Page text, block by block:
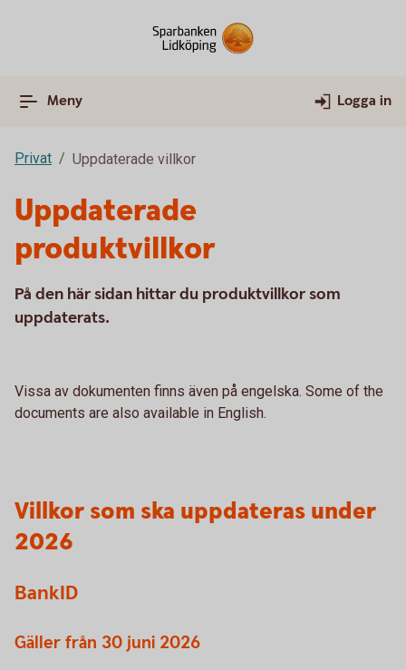
Meny Logga in
Privat Uppdaterade villkor
Uppdaterade
produktvillkor
På den här sidan hittar du produktvillkor som
uppdaterats.
Vissa av dokumenten finns även på engelska. Some of the
documents are also available in English.
Villkor som ska uppdateras under
2026
BankID
Gäller från 30 juni 2026